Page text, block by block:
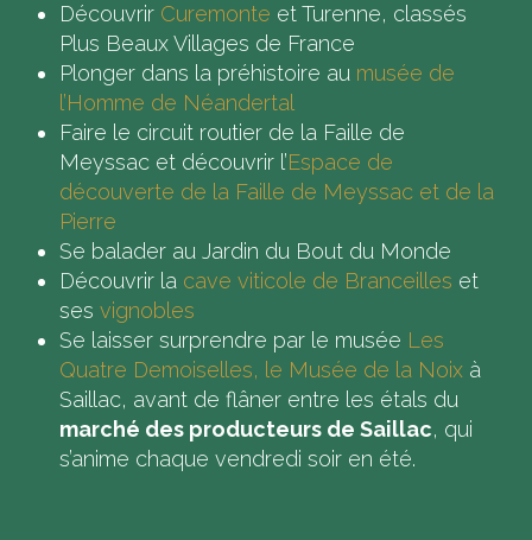
Découvrir Curemonte et Turenne, classés
Plus Beaux Villages de France
Plonger dans la préhistoire au musée de
l’Homme de Néandertal
Faire le circuit routier de la Faille de
Meyssac et découvrir l’Espace de
découverte de la Faille de Meyssac et de la
Pierre
Se balader au Jardin du Bout du Monde
Découvrir la cave viticole de Branceilles et
ses vignobles
Se laisser surprendre par le musée Les
Quatre Demoiselles, le Musée de la Noixà
Saillac, avant de flâner entre les étals du
marché des producteurs de Saillac, qui
s’anime chaque vendredi soir en été.